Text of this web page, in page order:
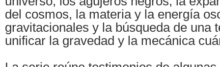
del cosmos, la materia y la energía
gravitacionales y la búsqueda de una
unificar la gravedad y la mecánica